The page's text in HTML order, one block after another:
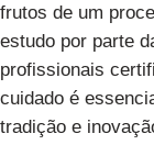
frutos de um
estudo por parte
profissionais
cuidado é
tradição e